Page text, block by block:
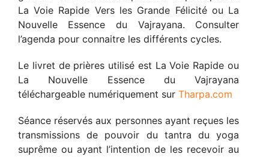
La Voie Rapide Vers les Grande Félicité ou La
Nouvelle Essence du Vajrayana. Consulter
l’agenda pour connaitre les différents cycles.
Le livret de prières utilisé est La Voie Rapide ou
La Nouvelle Essence du Vajrayana
téléchargeable numériquement sur Tharpa.com
Séance réservés aux personnes ayant reçues les
transmissions de pouvoir du tantra du yoga
suprême ou ayant l’intention de les recevoir au